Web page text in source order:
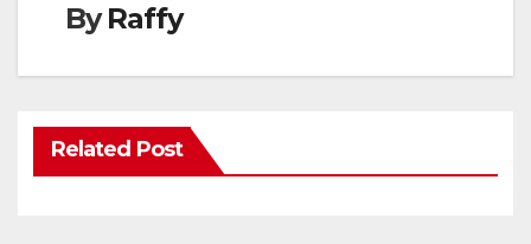
ByRaffy
Related Post